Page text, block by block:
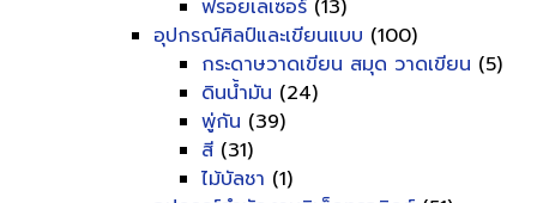
ฟรอยเลเซอร์ (13)
อุปกรณ์ศิลป์และเขียนแบบ (100)
กระดาษวาดเขียน สมุด วาดเขียน (5)
ดินน้ำมัน (24)
พู่กัน (39)
สี (31)
ไม้บัลชา (1)